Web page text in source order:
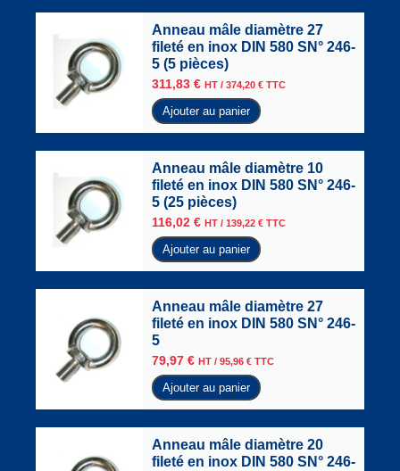
Anneau mâle diamètre 27
fileté en inox DIN 580 SN° 246-
5 (5 pièces)
311,83 € HT / 374,20 € TTC
Ajouter au panier
Anneau mâle diamètre 10
fileté en inox DIN 580 SN° 246-
5 (25 pièces)
116,02 € HT / 139,22 € TTC
Ajouter au panier
Anneau mâle diamètre 27
fileté en inox DIN 580 SN° 246-
5
79,97 € HT / 95,96 € TTC
Ajouter au panier
Anneau mâle diamètre 20
fileté en inox DIN 580 SN° 246-